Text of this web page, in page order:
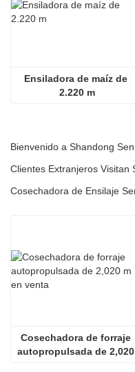
Ensiladora de maíz de
2.220 m
Cosechadora de forraje
autopropulsada de 2,020